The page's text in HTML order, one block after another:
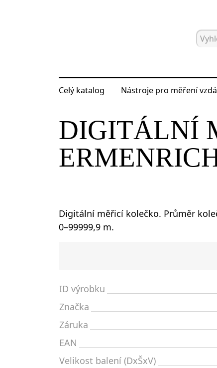
Celý katalog Nástroje pro měření
Hlavní strana Katalog Nástroje
DIGITÁLNÍ
Digitální měřicí kolečko. Průměr
0–99999,9 m.
ID výrobku
Značka
Záruka
EAN
Velikost balení (DxŠxV)